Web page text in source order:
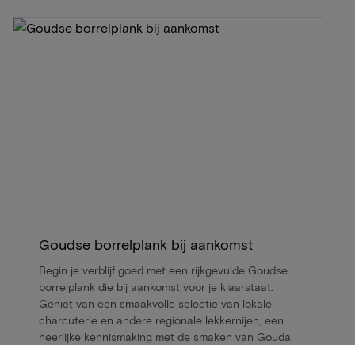
Goudse borrelplank bij aankomst
Begin je verblijf goed met een rijkgevulde Goudse
borrelplank die bij aankomst voor je klaarstaat.
Geniet van een smaakvolle selectie van lokale
charcuterie en andere regionale lekkernijen, een
heerlijke kennismaking met de smaken van Gouda.